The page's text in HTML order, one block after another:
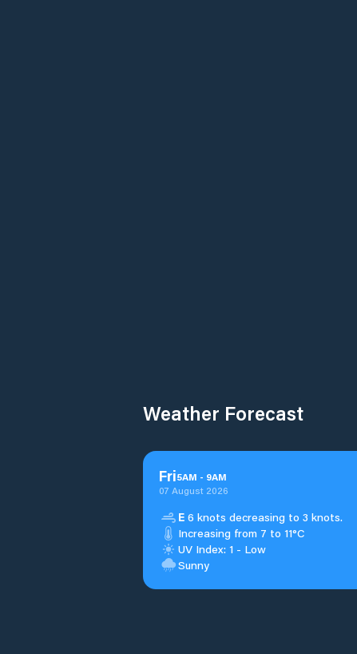
Weather Forecast
Fri5AM - 9AM
07 August 2026
E 6 knots decreasing to 3 knots.
Increasing from 7 to 11°C
UV Index: 1 - Low
Sunny